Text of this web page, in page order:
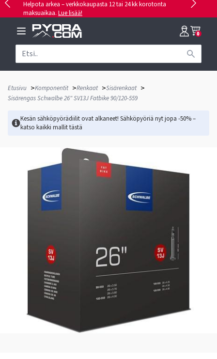
Helpota arkea – verkkokaupasta 12 tai 24 kk korotonta
maksuaikaa. Lue lisää!
0
Etusivu >Komponentit >Renkaat >Sisärenkaat >
Sisärengas Schwalbe 26" SV13J Fatbike 90/120-559
Kesän sähköpyörädiilit ovat alkaneet! Sähköpyöriä nyt jopa -50% –
katso kaikki mallittästä